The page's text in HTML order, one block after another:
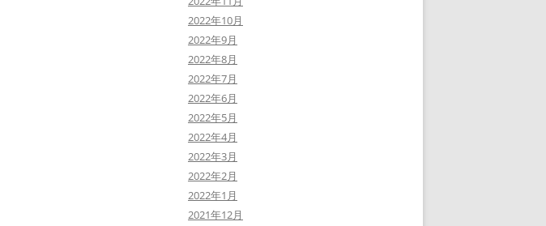
2022年10月
2022年9月
2022年8月
2022年7月
2022年6月
2022年5月
2022年4月
2022年3月
2022年2月
2022年1月
2021年12月